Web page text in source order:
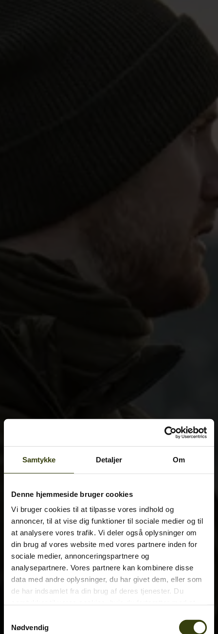
Samtykke Detaljer Om
Denne hjemmeside bruger cookies
Vi bruger cookies til at tilpasse vores indhold og
annoncer, til at vise dig funktioner til sociale medier og til
at analysere vores trafik. Vi deler også oplysninger om
din brug af vores website med vores partnere inden for
sociale medier, annonceringspartnere og
analysepartnere. Vores partnere kan kombinere disse
data med andre oplysninger, du har givet dem, eller som
de har indsamlet fra din brug af deres tjenester. Du
Nødvendig